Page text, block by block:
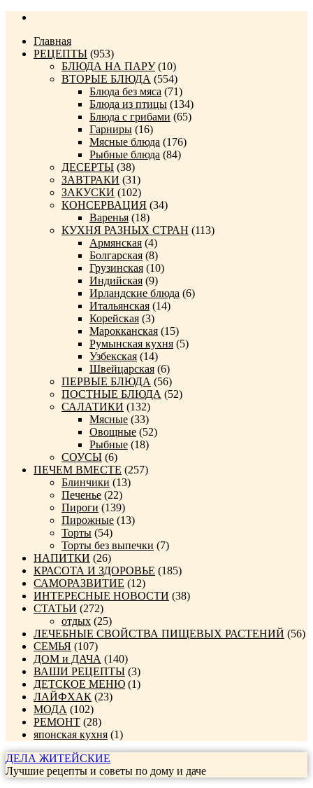
Главная
РЕЦЕПТЫ (953)
БЛЮДА НА ПАРУ(10)
ВТОРЫЕ БЛЮДА (554)
Блюда без мяса (71)
Блюда из птицы (134)
Блюда с грибами (65)
Гарниры (16)
Мясные блюда (176)
Рыбные блюда (84)
ДЕСЕРТЫ (38)
ЗАВТРАКИ (31)
ЗАКУСКИ (102)
КОНСЕРВАЦИЯ (34)
Варенья (18)
КУХНЯ РАЗНЫХ СТРАН (113)
Армянская (4)
Болгарская (8)
Грузинская (10)
Индийская (9)
Ирландские блюда (6)
Итальянская (14)
Корейская (3)
Марокканская (15)
Румынская кухня (5)
Узбекская (14)
Швейцарская (6)
ПЕРВЫЕ БЛЮДА (56)
ПОСТНЫЕ БЛЮДА (52)
САЛАТИКИ (132)
Мясные (33)
Овощные (52)
Рыбные (18)
СОУСЫ (6)
ПЕЧЕМ ВМЕСТЕ (257)
Блинчики (13)
Печенье (22)
Пироги (139)
Пирожные (13)
Торты (54)
Торты без выпечки (7)
НАПИТКИ (26)
КРАСОТА И ЗДОРОВЬЕ (185)
САМОРАЗВИТИЕ (12)
ИНТЕРЕСНЫЕ НОВОСТИ (38)
СТАТЬИ (272)
отдых (25)
ЛЕЧЕБНЫЕ СВОЙСТВА ПИЩЕВЫХ РАСТЕНИЙ (56)
СЕМЬЯ (107)
ДОМ и ДАЧА (140)
ВАШИ РЕЦЕПТЫ (3)
ДЕТСКОЕ МЕНЮ (1)
ЛАЙФХАК (23)
МОДА (102)
РЕМОНТ (28)
японская кухня (1)
ДЕЛА ЖИТЕЙСКИЕ
Лучшие рецепты и советы по дому и даче